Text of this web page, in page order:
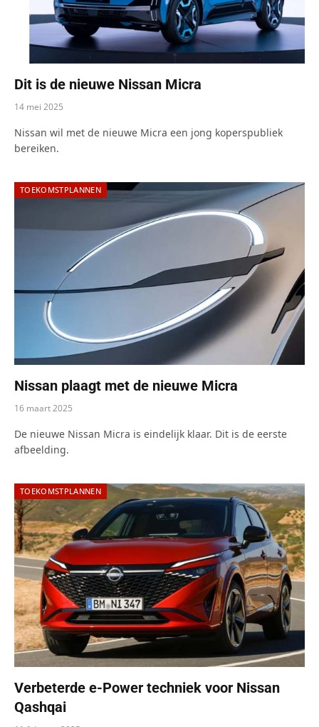
Dit is de nieuwe Nissan Micra
14 mei 2025
Nissan wil met de nieuwe Micra een jong koperspubliek
bereiken.
TOEKOMSTPLANNEN
Nissan plaagt met de nieuwe Micra
16 maart 2025
De nieuwe Nissan Micra is eindelijk klaar. Dit is de eerste
afbeelding.
TOEKOMSTPLANNEN
Verbeterde e-Power techniek voor Nissan
Qashqai